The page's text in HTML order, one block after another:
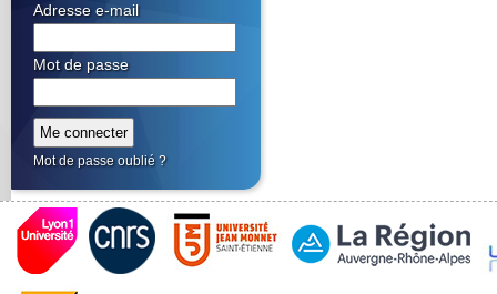
Mot de passe oublié ?
Adresse e-mail
Mot de passe